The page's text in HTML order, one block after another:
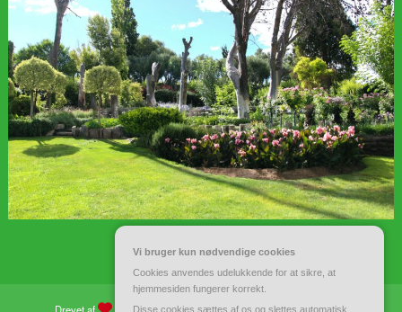
Drevet af WordPress| Tema: Spiko af Spicethemes
Vi bruger kun nødvendige cookies
Cookies anvendes udelukkende for at sikre, at
hjemmesiden fungerer korrekt.
Disse cookies sættes af os og slettes automatisk,